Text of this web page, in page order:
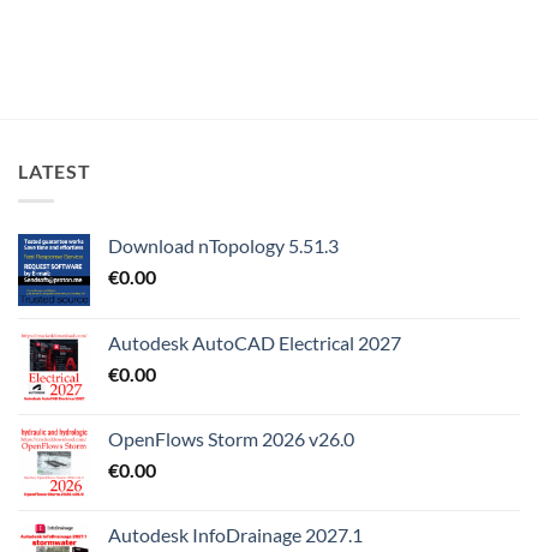
LATEST
Download nTopology 5.51.3
€0.00
Autodesk AutoCAD Electrical 2027
€0.00
OpenFlows Storm 2026 v26.0
€0.00
Autodesk InfoDrainage 2027.1